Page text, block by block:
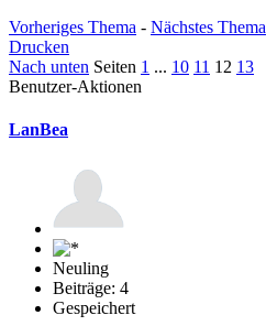
Vorheriges Thema - Nächstes Thema
Drucken
Nach unten Seiten 1 ... 10 11 12 13
Benutzer-Aktionen
LanBea
Neuling
Beiträge: 4
Gespeichert